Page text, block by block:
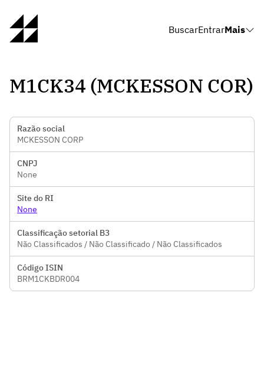
BuscarEntrarMais
M1CK34 (MCKESSON COR)
Razão social
MCKESSON CORP
CNPJ
None
Site do RI
None
Classificação setorial B3
Não Classificados / Não Classificado / Não Classificados
Código ISIN
BRM1CKBDR004